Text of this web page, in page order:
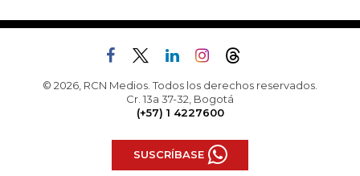
© 2026, RCN Medios. Todos los derechos reservados.
Cr. 13a 37-32, Bogotá
(+57) 1 4227600
SUSCRÍBASE